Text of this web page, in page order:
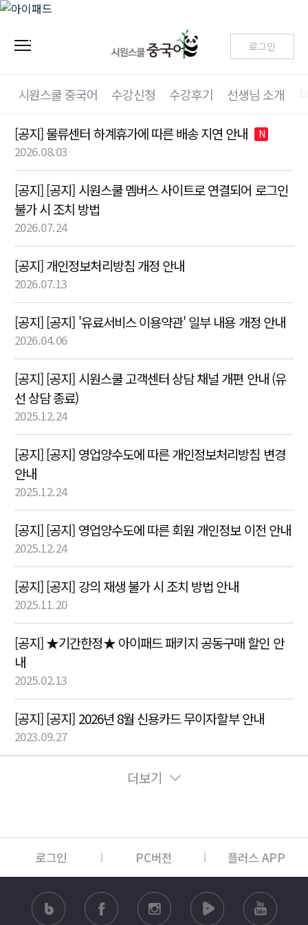
로그인
시원스쿨 중국어 수강신청 수강후기 선생님 소개
[공지] 물류센터 하계휴가에 따른 배송 지연 안내 N
2026.08.03
[공지] [공지] 시원스쿨 멤버스 사이트로 연결되어 로그인
불가 시 조치 방법
2026.07.24
[공지] 개인정보처리방침 개정 안내
2026.07.13
[공지] [공지] '유료서비스 이용약관' 일부 내용 개정 안내
2026.04.06
[공지] [공지] 시원스쿨 고객센터 상담 채널 개편 안내 (유
선 상담 종료)
2025.12.24
[공지] [공지] 영업양수도에 따른 개인정보처리방침 변경
안내
2025.12.24
[공지] [공지] 영업양수도에 따른 회원 개인정보 이전 안내
2025.12.24
[공지] [공지] 강의 재생 불가 시 조치 방법 안내
2025.11.20
[공지] ★기간한정★ 아이패드 패키지 공동구매 할인 안
내
2025.02.13
[공지] [공지] 2026년 8월 신용카드 무이자할부 안내
2023.09.27
더보기
로그인 PC버전 플러스 APP